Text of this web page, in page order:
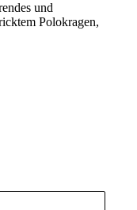
und
Polokragen,